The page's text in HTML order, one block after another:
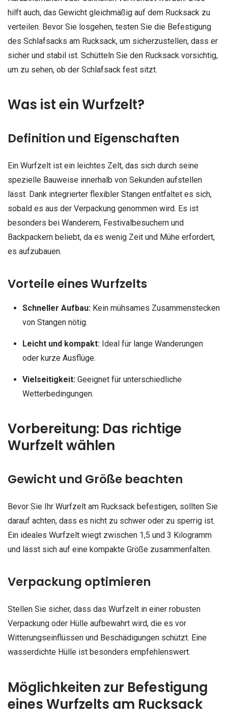
hilft auch, das Gewicht gleichmäßig auf dem Rucksack zu
verteilen. Bevor Sie losgehen, testen Sie die Befestigung
des Schlafsacks am Rucksack, um sicherzustellen, dass er
sicher und stabil ist. Schütteln Sie den Rucksack vorsichtig,
um zu sehen, ob der Schlafsack fest sitzt.
Was ist ein Wurfzelt?
Definition und Eigenschaften
Ein Wurfzelt ist ein leichtes Zelt, das sich durch seine
spezielle Bauweise innerhalb von Sekunden aufstellen
lässt. Dank integrierter flexibler Stangen entfaltet es sich,
sobald es aus der Verpackung genommen wird. Es ist
besonders bei Wanderern, Festivalbesuchern und
Backpackern beliebt, da es wenig Zeit und Mühe erfordert,
es aufzubauen.
Vorteile eines Wurfzelts
Schneller Aufbau:Kein mühsames Zusammenstecken
von Stangen nötig.
Leicht und kompakt:Ideal für lange Wanderungen
oder kurze Ausflüge.
Vielseitigkeit:Geeignet für unterschiedliche
Wetterbedingungen.
Vorbereitung: Das richtige
Wurfzelt wählen
Gewicht und Größe beachten
Bevor Sie Ihr Wurfzelt am Rucksack befestigen, sollten Sie
darauf achten, dass es nicht zu schwer oder zu sperrig ist.
Ein ideales Wurfzelt wiegt zwischen 1,5 und 3 Kilogramm
und lässt sich auf eine kompakte Größe zusammenfalten.
Verpackung optimieren
Stellen Sie sicher, dass das Wurfzelt in einer robusten
Verpackung oder Hülle aufbewahrt wird, die es vor
Witterungseinflüssen und Beschädigungen schützt. Eine
wasserdichte Hülle ist besonders empfehlenswert.
Möglichkeiten zur Befestigung
eines Wurfzelts am Rucksack